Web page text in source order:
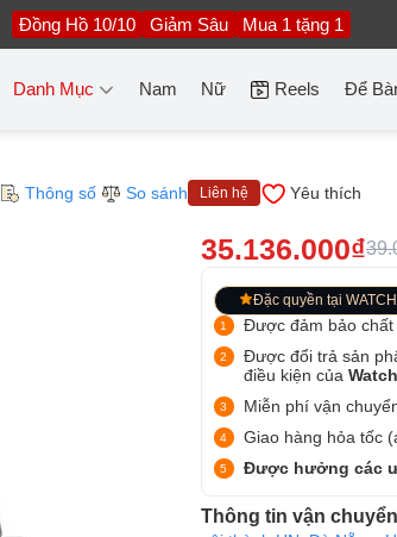
Đồng Hồ 10/10 Giảm Sâu Mua 1 tặng 1
Danh Mục Nam Nữ Reels Để
Thông số So sánh Liên hệ Yêu thích
35.136.000₫
Đặc quyền tại
Được đảm bảo chất
Được đổi trả sản
điều kiện của
Miễn phí vận
Giao hàng hỏa tốc
Được hưởng các
Thông tin vận chuyển